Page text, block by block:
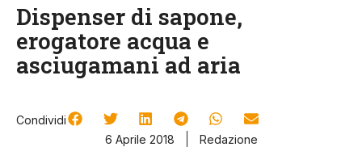
Dispenser di sapone,
erogatore acqua e
asciugamani ad aria
Condividi
6 Aprile 2018
Redazione